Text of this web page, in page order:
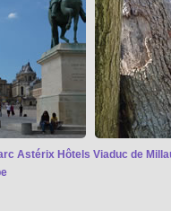
Astérix Hôtels Viaduc de